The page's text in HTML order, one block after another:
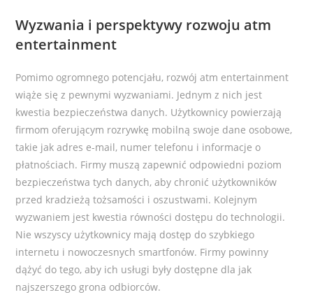
Wyzwania i perspektywy rozwoju atm
entertainment
Pomimo ogromnego potencjału, rozwój atm entertainment
wiąże się z pewnymi wyzwaniami. Jednym z nich jest
kwestia bezpieczeństwa danych. Użytkownicy powierzają
firmom oferującym rozrywkę mobilną swoje dane osobowe,
takie jak adres e-mail, numer telefonu i informacje o
płatnościach. Firmy muszą zapewnić odpowiedni poziom
bezpieczeństwa tych danych, aby chronić użytkowników
przed kradzieżą tożsamości i oszustwami. Kolejnym
wyzwaniem jest kwestia równości dostępu do technologii.
Nie wszyscy użytkownicy mają dostęp do szybkiego
internetu i nowoczesnych smartfonów. Firmy powinny
dążyć do tego, aby ich usługi były dostępne dla jak
najszerszego grona odbiorców.